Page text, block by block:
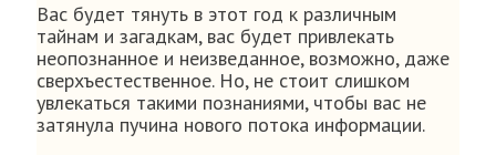
Вас будет тянуть в этот год к различным
тайнам и загадкам, вас будет привлекать
неопознанное и неизведанное, возможно, даже
сверхъестественное. Но, не стоит слишком
увлекаться такими познаниями, чтобы вас не
затянула пучина нового потока информации.